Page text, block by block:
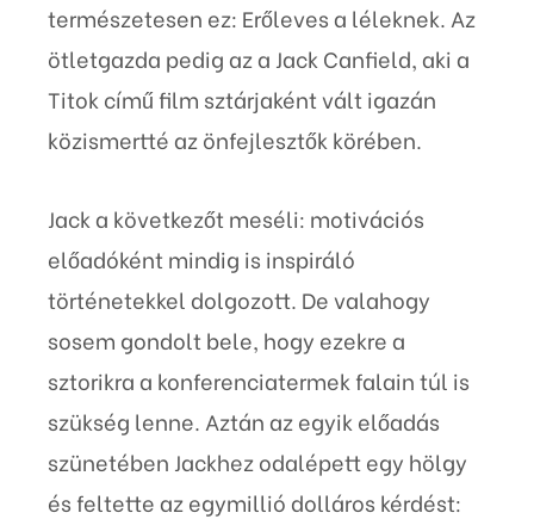
természetesen ez: Erőleves a léleknek. Az
ötletgazda pedig az a Jack Canfield, aki a
Titok című film sztárjaként vált igazán
közismertté az önfejlesztők körében.
Jack a következőt meséli: motivációs
előadóként mindig is inspiráló
történetekkel dolgozott. De valahogy
sosem gondolt bele, hogy ezekre a
sztorikra a konferenciatermek falain túl is
szükség lenne. Aztán az egyik előadás
szünetében Jackhez odalépett egy hölgy
és feltette az egymillió dolláros kérdést: